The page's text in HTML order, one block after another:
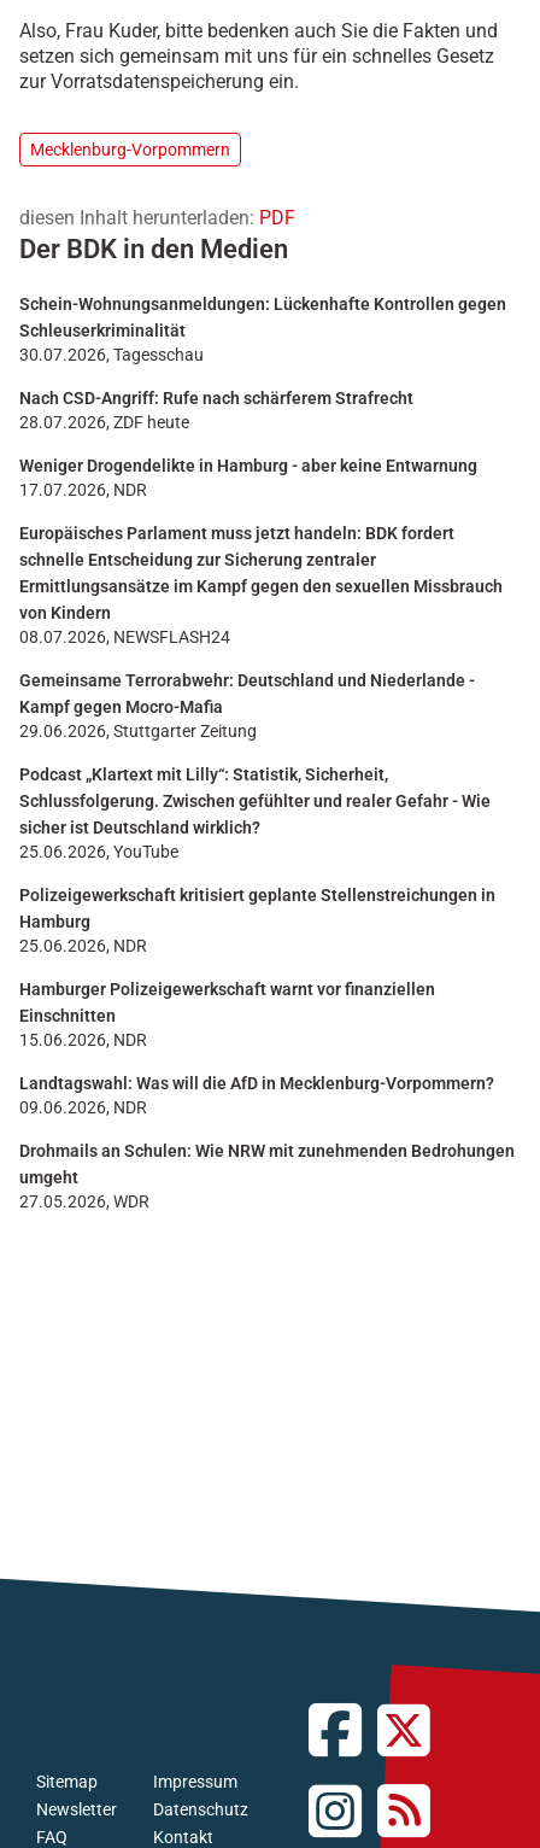
Also, Frau Kuder, bitte bedenken auch Sie die Fakten und
setzen sich gemeinsam mit uns für ein schnelles Gesetz
zur Vorratsdatenspeicherung ein.
Mecklenburg-Vorpommern
diesen Inhalt herunterladen: PDF
Der BDK in den Medien
Schein-Wohnungsanmeldungen: Lückenhafte Kontrollen gegen
Schleuserkriminalität
30.07.2026, Tagesschau
Nach CSD-Angriff: Rufe nach schärferem Strafrecht
28.07.2026, ZDF heute
Weniger Drogendelikte in Hamburg - aber keine Entwarnung
17.07.2026, NDR
Europäisches Parlament muss jetzt handeln: BDK fordert
schnelle Entscheidung zur Sicherung zentraler
Ermittlungsansätze im Kampf gegen den sexuellen Missbrauch
von Kindern
08.07.2026, NEWSFLASH24
Gemeinsame Terrorabwehr: Deutschland und Niederlande -
Kampf gegen Mocro-Mafia
29.06.2026, Stuttgarter Zeitung
Podcast „Klartext mit Lilly“: Statistik, Sicherheit,
Schlussfolgerung. Zwischen gefühlter und realer Gefahr - Wie
sicher ist Deutschland wirklich?
25.06.2026, YouTube
Polizeigewerkschaft kritisiert geplante Stellenstreichungen in
Hamburg
25.06.2026, NDR
Hamburger Polizeigewerkschaft warnt vor finanziellen
Einschnitten
15.06.2026, NDR
Landtagswahl: Was will die AfD in Mecklenburg-Vorpommern?
09.06.2026, NDR
Drohmails an Schulen: Wie NRW mit zunehmenden Bedrohungen
umgeht
27.05.2026, WDR
FAQ
Newsletter
Sitemap
Kontakt
Datenschutz
Impressum